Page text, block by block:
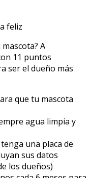
A
11 puntos
ser el dueño más
que tu mascota
agua limpia y
una placa de
sus datos
los dueños)